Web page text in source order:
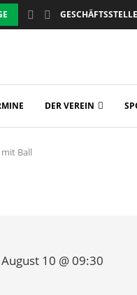
DER VEREIN
Ball
August 10 @ 09:30